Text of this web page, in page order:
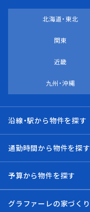
北海道・東北
関東
近畿
九州・沖縄
沿線・駅から物件を探す
通勤時間から物件を探す
予算から物件を探す
グラファーレの家づくり